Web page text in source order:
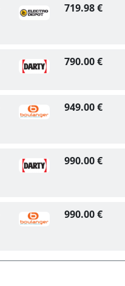
719.98 €
790.00 €
949.00 €
990.00 €
990.00 €